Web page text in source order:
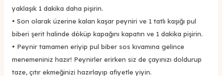
yaklaşık 1 dakika daha pişirin.
• Son olarak üzerine kalan kaşar peyniri ve 1 tatlı kaşığı pul
biberi şerit halinde döküp kapağını kapatın ve 1 dakika pişirin.
• Peynir tamamen eriyip pul biber sos kıvamına gelince
menemeniniz hazır! Peynirler erirken siz de çayınızı doldurup
taze, çıtır ekmeğinizi hazırlayıp afiyetle yiyin.